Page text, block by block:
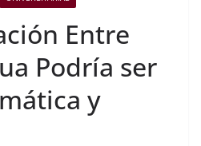
Entre
Podría ser
y